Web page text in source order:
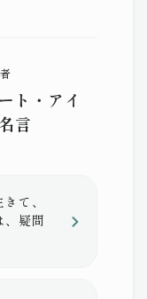
ト・アイ
言
て、
、疑問